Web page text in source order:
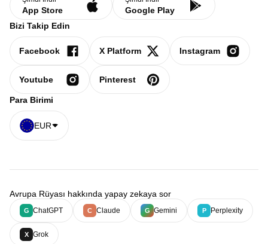
App Store
Google Play
Bizi Takip Edin
Facebook X Platform Instagram
Youtube Pinterest
Para Birimi
EUR
Avrupa Rüyası hakkında yapay zekaya sor
G ChatGPT C Claude G Gemini P Perplexity
X Grok